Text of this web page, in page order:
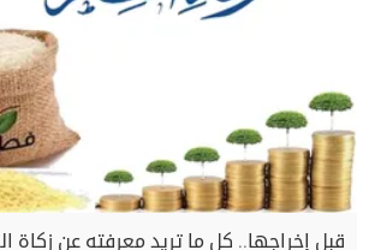
قبل إخراجها.. كل ما تريد معرفته عن زكاة